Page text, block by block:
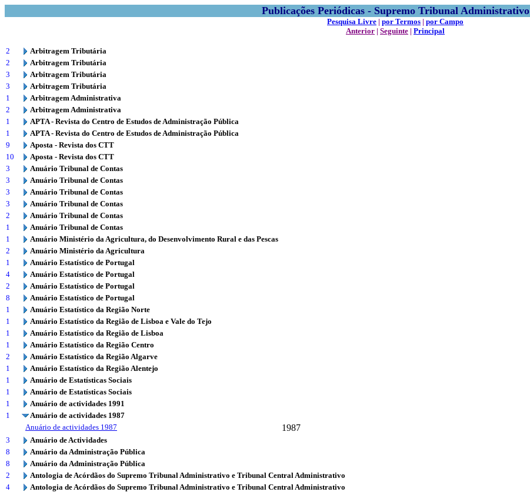
Publicações Periódicas - Supremo Tribunal Administrativo
Pesquisa Livre | por Termos | por Campo
Anterior | Seguinte | Principal
2
Arbitragem Tributária
2
Arbitragem Tributária
3
Arbitragem Tributária
3
Arbitragem Tributária
1
Arbitragem Administrativa
2
Arbitragem Administrativa
1
APTA - Revista do Centro de Estudos de Administração Pública
1
APTA - Revista do Centro de Estudos de Administração Pública
9
Aposta - Revista dos CTT
10
Aposta - Revista dos CTT
3
Anuário Tribunal de Contas
3
Anuário Tribunal de Contas
3
Anuário Tribunal de Contas
3
Anuário Tribunal de Contas
2
Anuário Tribunal de Contas
1
Anuário Tribunal de Contas
1
Anuário Ministério da Agricultura, do Desenvolvimento Rural e das Pescas
2
Anuário Ministério da Agricultura
1
Anuário Estatístico de Portugal
4
Anuário Estatístico de Portugal
2
Anuário Estatístico de Portugal
8
Anuário Estatístico de Portugal
1
Anuário Estatístico da Região Norte
1
Anuário Estatístico da Região de Lisboa e Vale do Tejo
1
Anuário Estatístico da Região de Lisboa
1
Anuário Estatístico da Região Centro
2
Anuário Estatístico da Região Algarve
1
Anuário Estatístico da Região Alentejo
1
Anuário de Estatísticas Sociais
1
Anuário de Estatísticas Sociais
1
Anuário de actividades 1991
1
Anuário de actividades 1987
Anuário de actividades 1987
1987
3
Anuário de Actividades
8
Anuário da Administração Pública
8
Anuário da Administração Pública
2
Antologia de Acórdãos do Supremo Tribunal Administrativo e Tribunal Central Administrativo
4
Antologia de Acórdãos do Supremo Tribunal Administrativo e Tribunal Central Administrativo